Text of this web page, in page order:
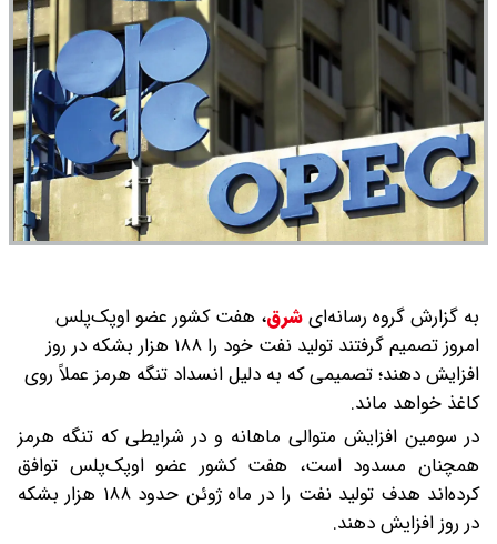
به گزارش گروه رسانه‌ایشرق، هفت کشور عضو اوپک‌پلس
امروز تصمیم گرفتند تولید نفت خود را ۱۸۸ هزار بشکه در روز
افزایش دهند؛ تصمیمی که به دلیل انسداد تنگه هرمز عملاً روی
کاغذ خواهد ماند.
در سومین افزایش متوالی ماهانه و در شرایطی که تنگه هرمز
همچنان مسدود است، هفت کشور عضو اوپک‌پلس توافق
کرده‌اند هدف تولید نفت را در ماه ژوئن حدود ۱۸۸ هزار بشکه
در روز افزایش دهند.